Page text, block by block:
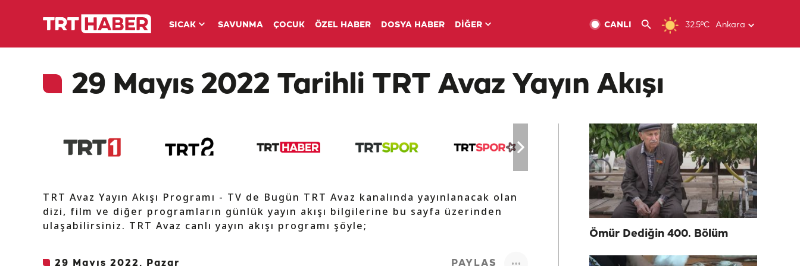
SICAK SAVUNMA ÇOCUK ÖZEL HABER DOSYA HABER DİĞER 32.5ºC Ankara
CANLI
29 Mayıs 2022 Tarihli TRT Avaz Yayın Akışı
TRT Avaz Yayın Akışı Programı - TV de Bugün TRT Avaz kanalında yayınlanacak olan
dizi, film ve diğer programların günlük yayın akışı bilgilerine bu sayfa üzerinden
ulaşabilirsiniz. TRT Avaz canlı yayın akışı programı şöyle;
29 Mayıs 2022, Pazar PAYLAŞ
Ömür Dediğin 400. Bölüm